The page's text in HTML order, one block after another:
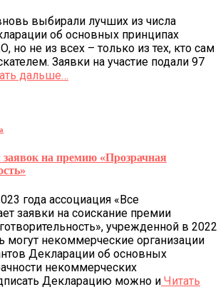
выбирали лучших из числа
об основных принципах
но не из всех – только из тех, кто сам
Заявки на участие подали 97
дальше…
на премию «Прозрачная
года ассоциация «Все
заявки на соискание премии
учрежденной в 2022
могут некоммерческие организации
Декларации об основных
некоммерческих
Декларацию можно и Читать